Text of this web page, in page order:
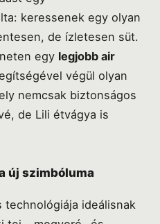
keressenek egy olyan
de ízletesen süt.
egy legjobb air
végül olyan
nemcsak biztonságos
de Lili étvágya is
új szimbóluma
ideálisnak